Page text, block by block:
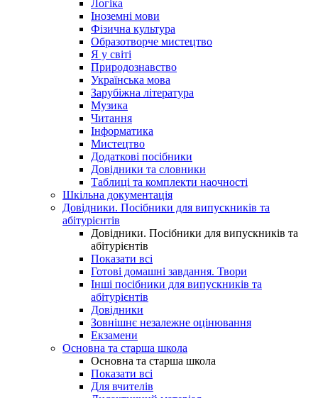
Логіка
Іноземні мови
Фізична культура
Образотворче мистецтво
Я у світі
Природознавство
Українська мова
Зарубіжна література
Музика
Читання
Інформатика
Мистецтво
Додаткові посібники
Довідники та словники
Таблиці та комплекти наочності
Шкільна документація
Довідники. Посібники для випускників та
абітурієнтів
Довідники. Посібники для випускників та
абітурієнтів
Показати всі
Готові домашні завдання. Твори
Інші посібники для випускників та
абітурієнтів
Довідники
Зовнішнє незалежне оцінювання
Екзамени
Основна та старша школа
Основна та старша школа
Показати всі
Для вчителів